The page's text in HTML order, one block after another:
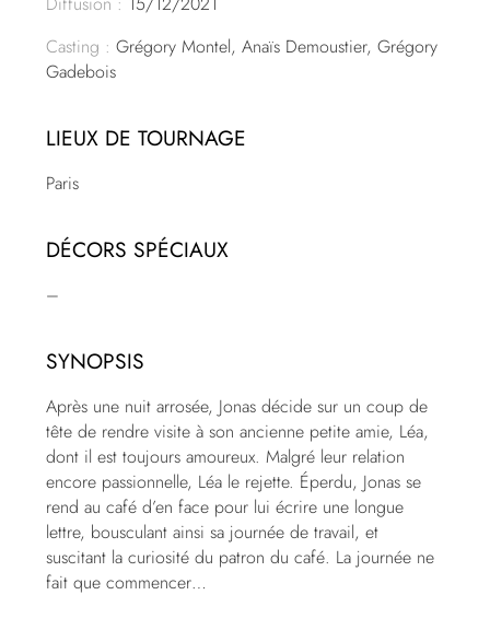
Casting : Grégory Montel, Anaïs Demoustier, Grégory
Gadebois
LIEUX DE TOURNAGE
Paris
DÉCORS SPÉCIAUX
–
SYNOPSIS
Après une nuit arrosée, Jonas décide sur un coup de
tête de rendre visite à son ancienne petite amie, Léa,
dont il est toujours amoureux. Malgré leur relation
encore passionnelle, Léa le rejette. Éperdu, Jonas se
rend au café d’en face pour lui écrire une longue
lettre, bousculant ainsi sa journée de travail, et
suscitant la curiosité du patron du café. La journée ne
fait que commencer…